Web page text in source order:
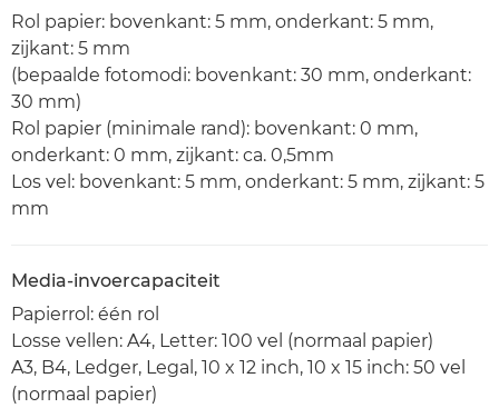
Rol papier: bovenkant: 5 mm, onderkant: 5 mm,
zijkant: 5 mm
(bepaalde fotomodi: bovenkant: 30 mm, onderkant:
30 mm)
Rol papier (minimale rand): bovenkant: 0 mm,
onderkant: 0 mm, zijkant: ca. 0,5mm
Los vel: bovenkant: 5 mm, onderkant: 5 mm, zijkant: 5
mm
Media-invoercapaciteit
Papierrol: één rol
Losse vellen: A4, Letter: 100 vel (normaal papier)
A3, B4, Ledger, Legal, 10 x 12 inch, 10 x 15 inch: 50 vel
(normaal papier)